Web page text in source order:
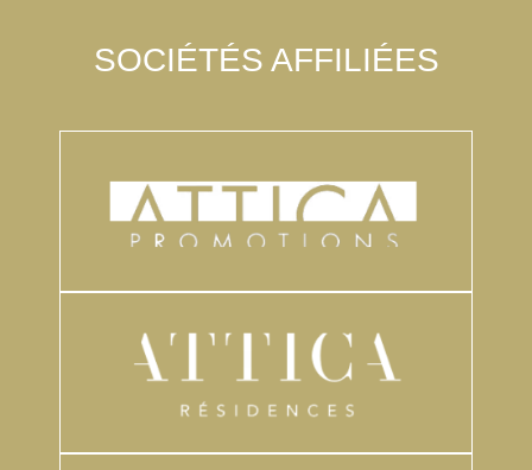
SOCIÉTÉS AFFILIÉES